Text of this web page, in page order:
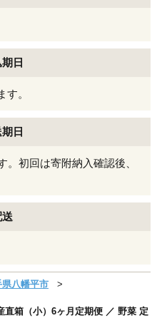
日
。
日
。初回は寄附納入確認後、
県八幡平市
箱（小）6ヶ月定期便 ／ 野菜 定